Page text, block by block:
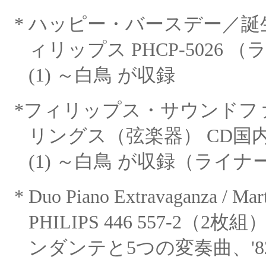
* ハッピー・バースデー／
ィリップス PHCP-5026
（
(1) ～ 白鳥 が収録
*フィリップス・サウンド
リングス（弦楽器）
CD国
(1) ～白鳥 が収録（ライナ
* Duo Piano Extravaganza /
PHILIPS 446 557-2（2枚組
ンダンテと5つの変奏曲、